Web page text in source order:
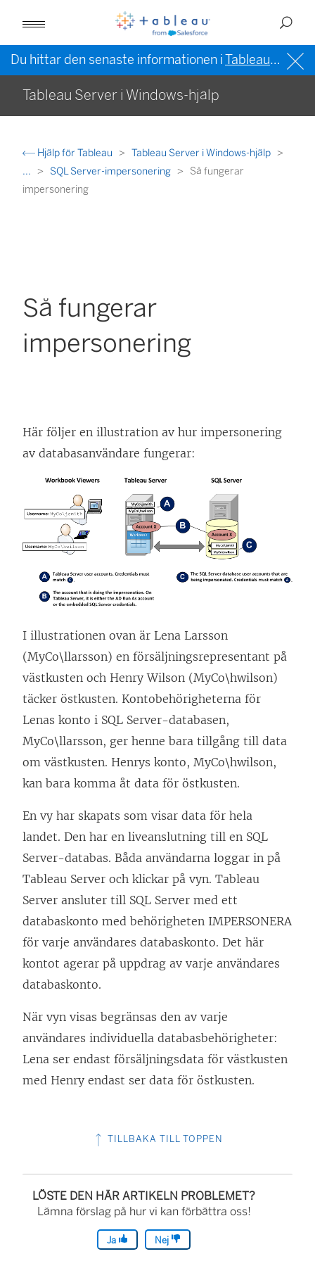
Du hittar den senaste informationen iTableau-hjälpen på engelska (USA)
Tableau Server i Windows-hjälp
Hjälp för Tableau
Tableau Server i Windows-hjälp
...
SQL Server-impersonering
Så fungerar
impersonering
Så fungerar
impersonering
Här följer en illustration av hur impersonering
av databasanvändare fungerar:
I illustrationen ovan är Lena Larsson
(MyCo\llarsson) en försäljningsrepresentant på
västkusten och Henry Wilson (MyCo\hwilson)
täcker östkusten. Kontobehörigheterna för
Lenas konto i SQL Server-databasen,
MyCo\llarsson, ger henne bara tillgång till data
om västkusten. Henrys konto, MyCo\hwilson,
kan bara komma åt data för östkusten.
En vy har skapats som visar data för hela
landet. Den har en liveanslutning till en SQL
Server-databas. Båda användarna loggar in på
Tableau Server och klickar på vyn. Tableau
Server ansluter till SQL Server med ett
databaskonto med behörigheten IMPERSONERA
för varje användares databaskonto. Det här
kontot agerar på uppdrag av varje användares
databaskonto.
När vyn visas begränsas den av varje
användares individuella databasbehörigheter:
Lena ser endast försäljningsdata för västkusten
med Henry endast ser data för östkusten.
TILLBAKA TILL TOPPEN
LÖSTE DEN HÄR ARTIKELN PROBLEMET?
Lämna förslag på hur vi kan förbättra oss!
Ja Nej